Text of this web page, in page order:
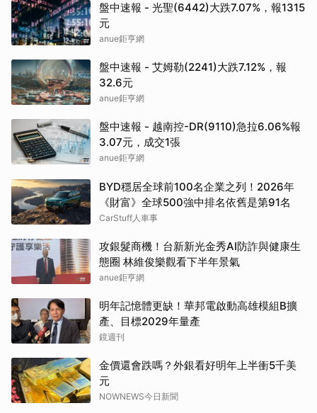
盤中速報 - 光聖(6442)大跌7.07%，報1315
元
anue鉅亨網
盤中速報 - 艾姆勒(2241)大跌7.12%，報
32.6元
anue鉅亨網
盤中速報 - 越南控-DR(9110)急拉6.06%報
3.07元，成交1張
anue鉅亨網
BYD穩居全球前100名企業之列！2026年
《財富》全球500強中排名依舊是第91名
CarStuff人車事
攻銀髮商機！台新新光金秀AI防詐與健康生
態圈 林維俊樂觀看下半年景氣
anue鉅亨網
明年記憶體更缺！華邦電啟動高雄模組B擴
產、目標2029年量產
鏡週刊
金價還會跌嗎？外銀看好明年上半衝5千美
元
NOWNEWS今日新聞